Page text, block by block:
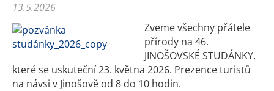
13.5.2026
Zveme všechny přátele
přírody na 46.
JINOŠOVSKÉ STUDÁNKY,
které se uskuteční 23. května 2026. Prezence turistů
na návsi v Jinošově od 8 do 10 hodin.